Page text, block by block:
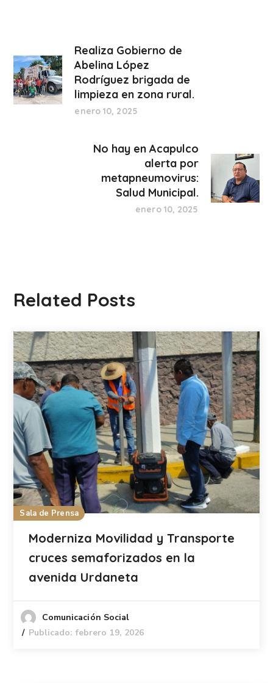
Realiza Gobierno de
Abelina López
Rodríguez brigada de
limpieza en zona rural.
enero 10, 2025
No hay en Acapulco
alerta por
metapneumovirus:
Salud Municipal.
enero 10, 2025
Related Posts
Sala de Prensa
Moderniza Movilidad y Transporte
cruces semaforizados en la
avenida Urdaneta
Comunicación Social
Publicado: febrero 19, 2026